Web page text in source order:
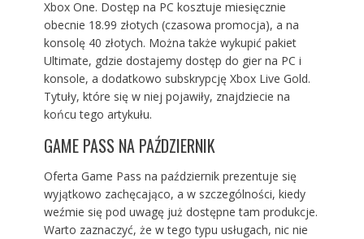
Xbox One. Dostęp na PC kosztuje miesięcznie
obecnie 18.99 złotych (czasowa promocja), a na
konsolę 40 złotych. Można także wykupić pakiet
Ultimate, gdzie dostajemy dostęp do gier na PC i
konsole, a dodatkowo subskrypcję Xbox Live Gold.
Tytuły, które się w niej pojawiły, znajdziecie na
końcu tego artykułu.
GAME PASS NA PAŹDZIERNIK
Oferta Game Pass na październik prezentuje się
wyjątkowo zachęcająco, a w szczególności, kiedy
weźmie się pod uwagę już dostępne tam produkcje.
Warto zaznaczyć, że w tego typu usługach, nic nie